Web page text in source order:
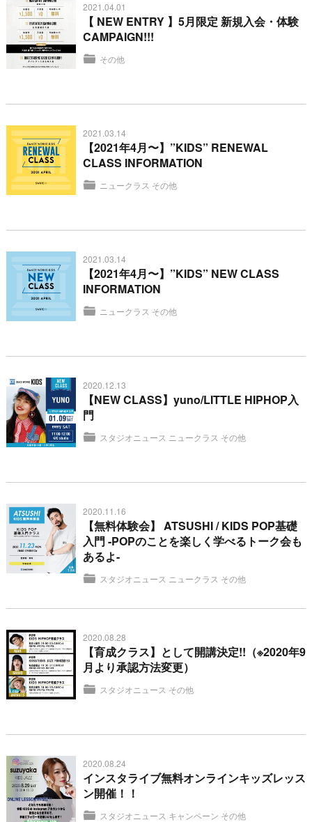
2021.04.01
【 NEW ENTRY 】5月限定 新規入会・体験
CAMPAIGN!!!
その他
2021.03.14
【2021年4月〜】”KIDS” RENEWAL
CLASS INFORMATION
ニュークラス その他
2021.03.14
【2021年4月〜】”KIDS” NEW CLASS
INFORMATION
ニュークラス その他
2020.12.13
【NEW CLASS】yuno/LITTLE HIPHOP入
門
スタジオニュース ニュークラス その他
2020.11.16
【無料体験会】 ATSUSHI / KIDS POP基礎
入門 -POPのことを楽しく学べるトーク会も
あるよ-
スタジオニュース ニュークラス その他
2020.08.28
【育成クラス】として開講決定!! （※2020年9
月より承認方法変更）
スタジオニュース その他
2020.08.24
インスタライブ無料オンラインキッズレッス
ン開催！！
スタジオニュース キャンペーン その他